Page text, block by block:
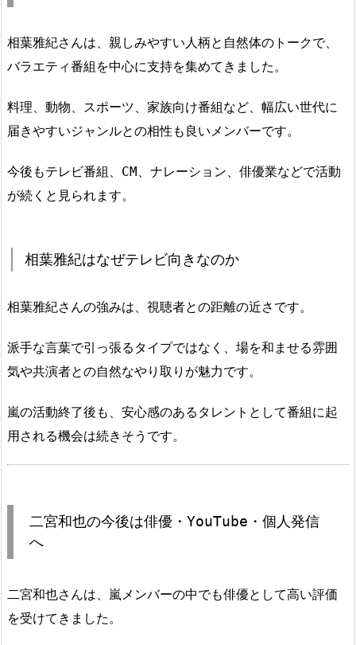
相葉雅紀さんは、親しみやすい人柄と自然体のトークで、
バラエティ番組を中心に支持を集めてきました。
料理、動物、スポーツ、家族向け番組など、幅広い世代に
届きやすいジャンルとの相性も良いメンバーです。
今後もテレビ番組、CM、ナレーション、俳優業などで活動
が続くと見られます。
相葉雅紀はなぜテレビ向きなのか
相葉雅紀さんの強みは、視聴者との距離の近さです。
派手な言葉で引っ張るタイプではなく、場を和ませる雰囲
気や共演者との自然なやり取りが魅力です。
嵐の活動終了後も、安心感のあるタレントとして番組に起
用される機会は続きそうです。
二宮和也の今後は俳優・YouTube・個人発信
へ
二宮和也さんは、嵐メンバーの中でも俳優として高い評価
を受けてきました。